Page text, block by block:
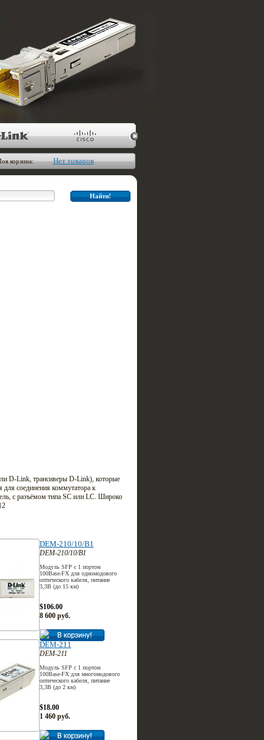
корзина: Нет товаров
D-Link, трансиверы D-Link), которые
соединения коммутатора к
c разъёмом типа SC или LC. Широко
DEM-210/10/B1
DEM-210/10/B1
Модуль SFP с 1 портом
100Base-FX для одномодового
оптического кабеля, питание
3,3В (до 15 км)
$106.00
8 600 руб.
DEM-211
DEM-211
Модуль SFP с 1 портом
100Base-FX для многомодового
оптического кабеля, питание
3,3В (до 2 км)
$18.00
1 460 руб.